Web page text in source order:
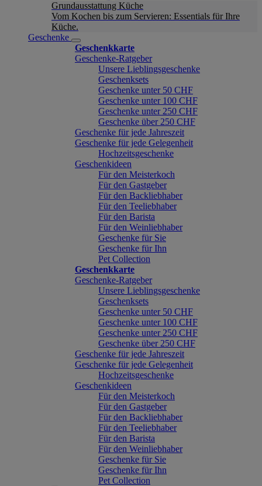
Grundausstattung Küche
Vom Kochen bis zum Servieren: Essentials für Ihre
Küche.
Geschenke
Geschenkkarte
Geschenke-Ratgeber
Unsere Lieblingsgeschenke
Geschenksets
Geschenke unter 50 CHF
Geschenke unter 100 CHF
Geschenke unter 250 CHF
Geschenke über 250 CHF
Geschenke für jede Jahreszeit
Geschenke für jede Gelegenheit
Hochzeitsgeschenke
Geschenkideen
Für den Meisterkoch
Für den Gastgeber
Für den Backliebhaber
Für den Teeliebhaber
Für den Barista
Für den Weinliebhaber
Geschenke für Sie
Geschenke für Ihn
Pet Collection
Geschenkkarte
Geschenke-Ratgeber
Unsere Lieblingsgeschenke
Geschenksets
Geschenke unter 50 CHF
Geschenke unter 100 CHF
Geschenke unter 250 CHF
Geschenke über 250 CHF
Geschenke für jede Jahreszeit
Geschenke für jede Gelegenheit
Hochzeitsgeschenke
Geschenkideen
Für den Meisterkoch
Für den Gastgeber
Für den Backliebhaber
Für den Teeliebhaber
Für den Barista
Für den Weinliebhaber
Geschenke für Sie
Geschenke für Ihn
Pet Collection